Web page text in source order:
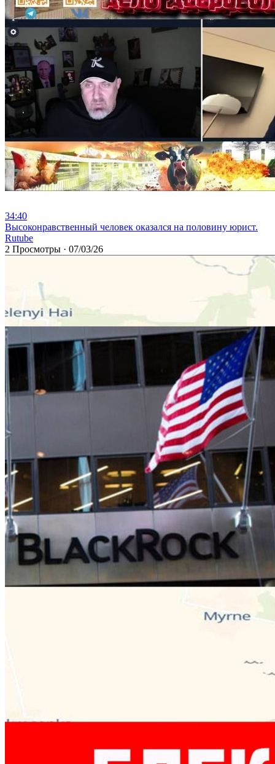
34:40
⁣Высоконравственный человек оказался на половину юрист.
Rutube
2 Просмотры · 07/03/26